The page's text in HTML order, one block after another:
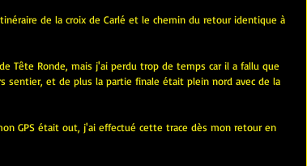
de la croix de Carlé et le chemin du retour identique à
Tête Ronde, mais j'ai perdu trop de temps car il a fallu que
sentier, et de plus la partie finale était plein nord avec de la
GPS était out, j'ai effectué cette trace dès mon retour en